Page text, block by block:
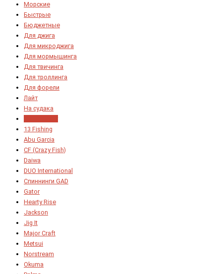
Морские
Быстрые
Бюджетные
Для джига
Для микроджига
Для мормышинга
Для твичинга
Для троллинга
Для форели
Лайт
На судака
13 Fishing
Abu Garcia
CF (Crazy Fish)
Daiwa
DUO International
Спиннинги GAD
Gator
Hearty Rise
Jackson
Jig It
Major Craft
Metsui
Norstream
Okuma